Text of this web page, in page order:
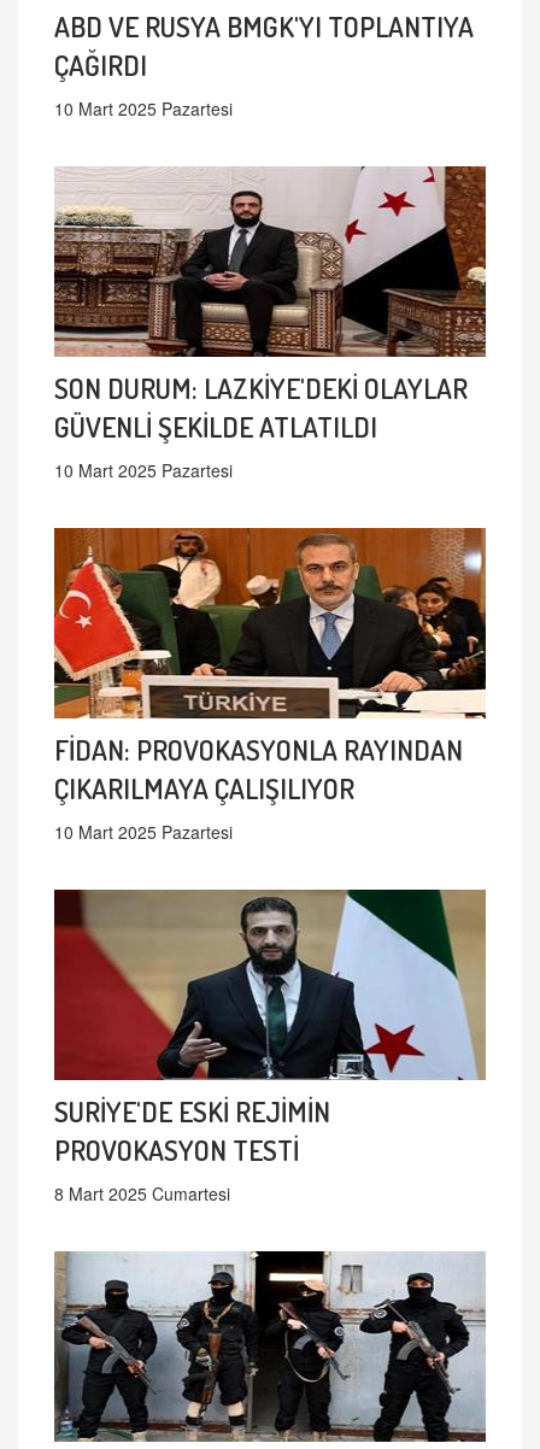
ABD VE RUSYA BMGK'YI TOPLANTIYA
ÇAĞIRDI
10 Mart 2025 Pazartesi
SON DURUM: LAZKİYE'DEKİ OLAYLAR
GÜVENLİ ŞEKİLDE ATLATILDI
10 Mart 2025 Pazartesi
FİDAN: PROVOKASYONLA RAYINDAN
ÇIKARILMAYA ÇALIŞILIYOR
10 Mart 2025 Pazartesi
SURİYE'DE ESKİ REJİMİN
PROVOKASYON TESTİ
8 Mart 2025 Cumartesi